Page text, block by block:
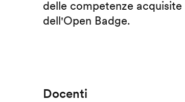
delle competenze
dell'Open Badge.
Docenti